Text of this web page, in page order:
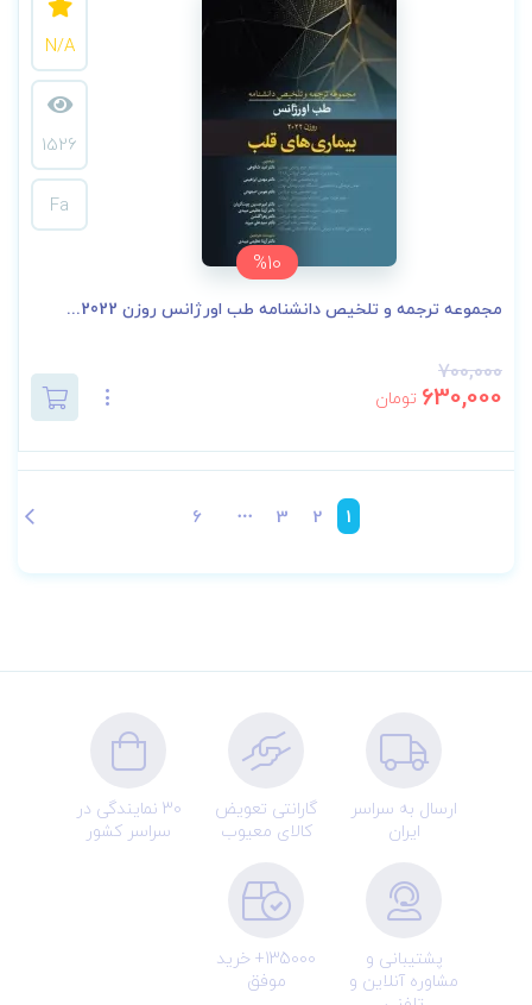
%10
N/A
1526
Fa
مجموعه ترجمه و تلخیص دانشنامه طب اورژانس روزن 2022...
700,000
630,000 تومان
1
2
3
6
ارسال به سراسر
ایران
گارانتی تعویض
کالای معیوب
30 نمایندگی در
سراسر کشور
پشتیبانی و
مشاوره آنلاین و
135000+ خرید
موفق